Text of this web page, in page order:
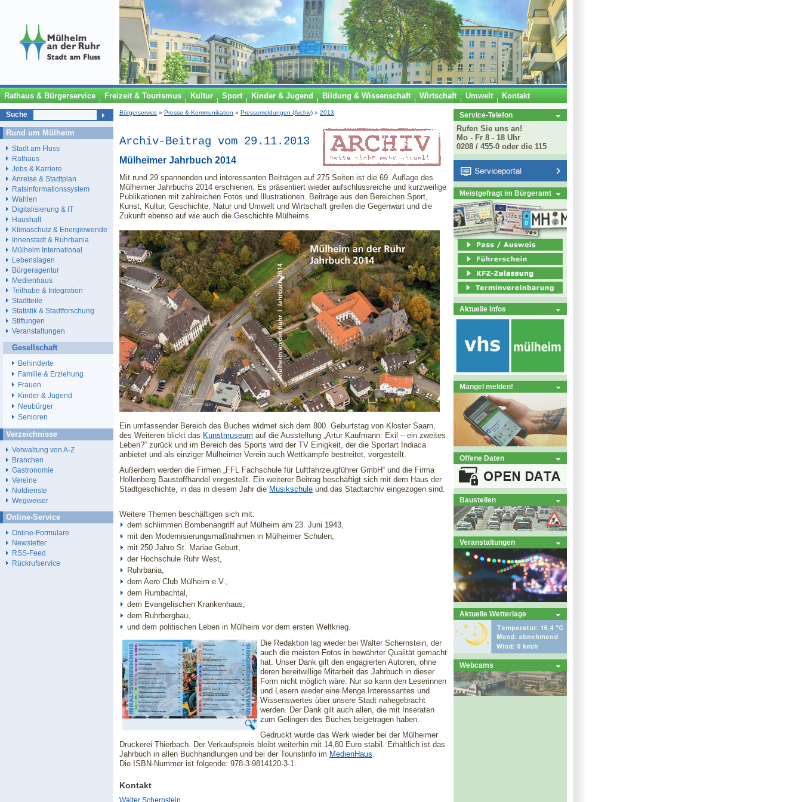
Rathaus & Bürgerservice Freizeit & Tourismus Kultur Sport Kinder & Jugend Bildung & Wissenschaft Wirtschaft Umwelt Kontakt
Bürgerservice » Presse & Kommunikation » Pressemeldungen (Archiv) » 2013
Archiv-Beitrag vom 29.11.2013
Mülheimer Jahrbuch 2014
Mit rund 29 spannenden und interessanten Beiträgen auf 275 Seiten ist die 69. Auflage des
Mülheimer Jahrbuchs 2014 erschienen. Es präsentiert wieder aufschlussreiche und kurzweilige
Publikationen mit zahlreichen Fotos und Illustrationen. Beiträge aus den Bereichen Sport,
Kunst, Kultur, Geschichte, Natur und Umwelt und Wirtschaft greifen die Gegenwart und die
Zukunft ebenso auf wie auch die Geschichte Mülheims.
Ein umfassender Bereich des Buches widmet sich dem 800. Geburtstag von Kloster Saarn,
des Weiteren blickt das Kunstmuseum auf die Ausstellung „Artur Kaufmann: Exil – ein zweites
Leben?“ zurück und im Bereich des Sports wird der TV Einigkeit, der die Sportart Indiaca
anbietet und als einziger Mülheimer Verein auch Wettkämpfe bestreitet, vorgestellt.
Außerdem werden die Firmen „FFL Fachschule für Luftfahrzeugführer GmbH“ und die Firma
Hollenberg Baustoffhandel vorgestellt. Ein weiterer Beitrag beschäftigt sich mit dem Haus der
Stadtgeschichte, in das in diesem Jahr die Musikschule und das Stadtarchiv eingezogen sind.
Weitere Themen beschäftigen sich mit:
dem schlimmen Bombenangriff auf Mülheim am 23. Juni 1943,
mit den Modernisierungsmaßnahmen in Mülheimer Schulen,
mit 250 Jahre St. Mariae Geburt,
der Hochschule Ruhr West,
Ruhrbania,
dem Aero Club Mülheim e.V.,
dem Rumbachtal,
dem Evangelischen Krankenhaus,
dem Ruhrbergbau,
und dem politischen Leben in Mülheim vor dem ersten Weltkrieg.
Die Redaktion lag wieder bei Walter Schernstein, der
auch die meisten Fotos in bewährter Qualität gemacht
hat. Unser Dank gilt den engagierten Autoren, ohne
deren bereitwillige Mitarbeit das Jahrbuch in dieser
Form nicht möglich wäre. Nur so kann den Leserinnen
und Lesern wieder eine Menge Interessantes und
Wissenswertes über unsere Stadt nahegebracht
werden. Der Dank gilt auch allen, die mit Inseraten
zum Gelingen des Buches beigetragen haben.
Gedruckt wurde das Werk wieder bei der Mülheimer
Druckerei Thierbach. Der Verkaufspreis bleibt weiterhin mit 14,80 Euro stabil. Erhältlich ist das
Jahrbuch in allen Buchhandlungen und bei der Touristinfo im MedienHaus.
Die ISBN-Nummer ist folgende: 978-3-9814120-3-1.
Kontakt
Walter Schernstein
Service-Telefon
Rufen Sie uns an!
Mo - Fr 8 - 18 Uhr
0208 / 455-0 oder die 115
Meistgefragt im Bürgeramt
Aktuelle Infos
Mängel melden!
Offene Daten
Baustellen
Veranstaltungen
Aktuelle Wetterlage
Webcams
Suche
Rund um Mülheim
Stadt am Fluss
Rathaus
Jobs & Karriere
Anreise & Stadtplan
Ratsinformationssystem
Wahlen
Digitalisierung & IT
Haushalt
Klimaschutz & Energiewende
Innenstadt & Ruhrbania
Mülheim International
Lebenslagen
Bürgeragentur
Medienhaus
Teilhabe & Integration
Stadtteile
Statistik & Stadtforschung
Stiftungen
Veranstaltungen
Gesellschaft
Behinderte
Familie & Erziehung
Frauen
Kinder & Jugend
Neubürger
Senioren
Verzeichnisse
Verwaltung von A-Z
Branchen
Gastronomie
Vereine
Notdienste
Wegweiser
Online-Service
Online-Formulare
Newsletter
RSS-Feed
Rückrufservice